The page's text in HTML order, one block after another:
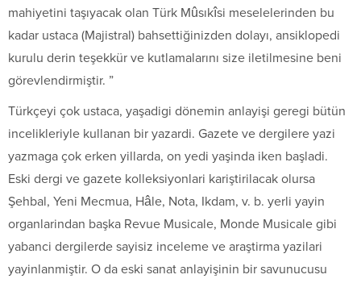
mahiyetini taşıyacak olan Türk Mûsıkîsi meselelerinden bu
kadar ustaca (Majistral) bahsettiğinizden dolayı, ansiklopedi
kurulu derin teşekkür ve kutlamalarını size iletilmesine beni
görevlendirmiştir. ”
Türkçeyi çok ustaca, yaşadigi dönemin anlayişi geregi bütün
incelikleriyle kullanan bir yazardi. Gazete ve dergilere yazi
yazmaga çok erken yillarda, on yedi yaşinda iken başladi.
Eski dergi ve gazete kolleksiyonlari kariştirilacak olursa
Şehbal, Yeni Mecmua, Hâle, Nota, Ikdam, v. b. yerli yayin
organlarindan başka Revue Musicale, Monde Musicale gibi
yabanci dergilerde sayisiz inceleme ve araştirma yazilari
yayinlanmiştir. O da eski sanat anlayişinin bir savunucusu